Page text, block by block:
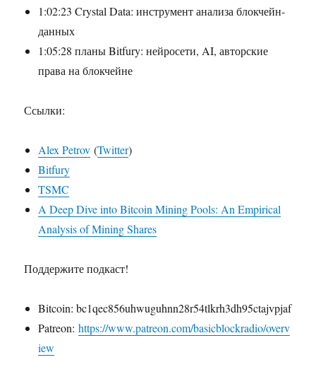
1:02:23 Crystal Data: инструмент анализа блокчейн-
данных
1:05:28 планы Bitfury: нейросети, AI, авторские
права на блокчейне
Ссылки:
Alex Petrov (Twitter)
Bitfury
TSMC
A Deep Dive into Bitcoin Mining Pools: An Empirical
Analysis of Mining Shares
Поддержите подкаст!
Bitcoin: bc1qec856uhwuguhnn28r54tlkrh3dh95ctajvpjaf
Patreon:https://www.patreon.com/basicblockradio/overv
iew